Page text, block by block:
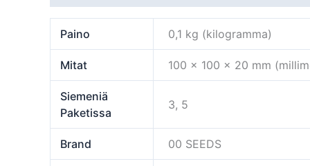
Paino 0,1 kg (kilogramma)
Mitat 100 × 100 × 20 mm
Siemeniä
Paketissa
3, 5
Brand 00 SEEDS